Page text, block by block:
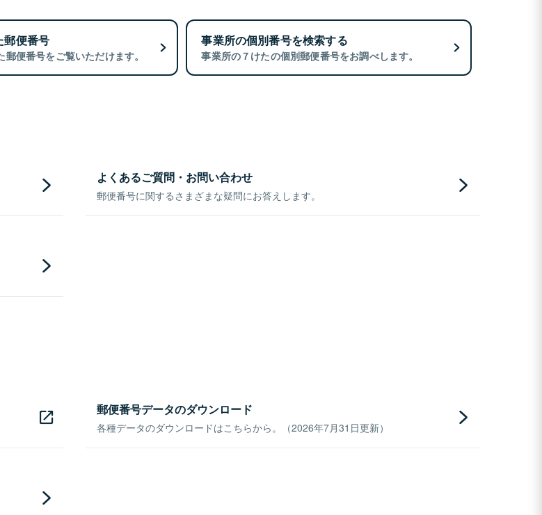
郵便番号
郵便番号をご覧いただけます。
事業所の個別番号を検索する
事業所の７けたの個別郵便番号をお調べします。
よくあるご質問・お問い合わせ
郵便番号に関するさまざまな疑問にお答えします。
郵便番号データのダウンロード
各種データのダウンロードはこちらから。（2026年7月31日更新）